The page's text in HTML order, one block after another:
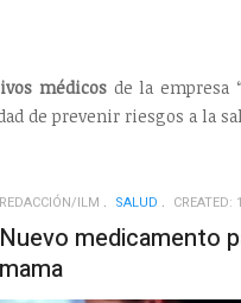
médicosde la empresa
de prevenir riesgos a la
REDACCIÓN/ILM SALUD CREATED:
Nuevo medicamento
mama